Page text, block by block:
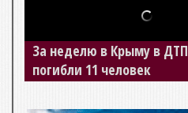
За неделю в Крыму в ДТП
погибли 11 человек